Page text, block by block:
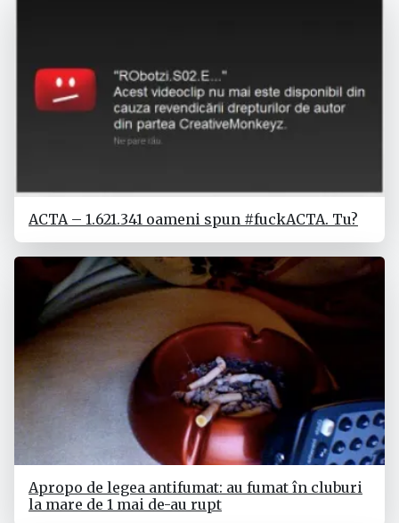
ACTA – 1.621.341 oameni spun #fuckACTA. Tu?
Apropo de legea antifumat: au fumat în cluburi
la mare de 1 mai de-au rupt